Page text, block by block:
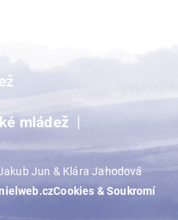
mládež
Jun & Klára Jahodová
Cookies & Soukromí